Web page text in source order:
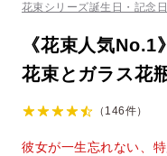
花束シリーズ誕生日・記念
《花束人気
花束とガラス花
（146件）
彼女が一生忘れない、